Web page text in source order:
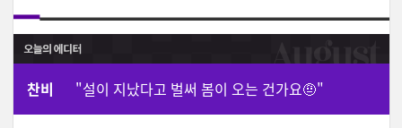
찬비 "설이 지났다고 벌써 봄이 오는 건가요🤨"